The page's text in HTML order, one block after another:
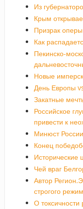
Из
Крым
Призрак оперы
Как
Пекинско-
Новые
День Европы
Закатные
Российское
привести к
Минюст
Конец
Исторические
Чей враг
Автор
строгого
О